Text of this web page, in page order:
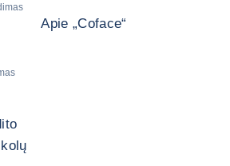
Apie „Coface“